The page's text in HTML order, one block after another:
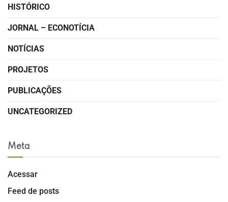
HISTÓRICO
JORNAL – ECONOTÍCIA
NOTÍCIAS
PROJETOS
PUBLICAÇÕES
UNCATEGORIZED
Meta
Acessar
Feed de posts